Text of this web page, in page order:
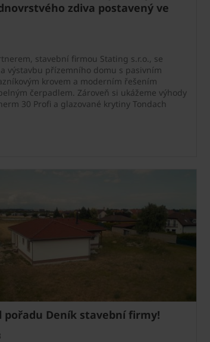
zdiva postavený ve
stavební firmou Stating s.r.o., se
výstavbu přízemního domu s pasivním
krovem a moderním řešením
čerpadlem. Zároveň si ukážeme výhody
30 Profi a glazované krytiny Tondach
pořadu Deník stavební firmy!